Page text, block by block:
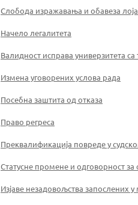
Слобода изражавања и обавеза
Начело легалитета
Валидност исправа универзитета
Измена уговорених услова рада
Посебна заштита од отказа
Право регреса
Преквалификација повреде у
Статусне промене и одговорност за
Изјаве незадовољства запослених